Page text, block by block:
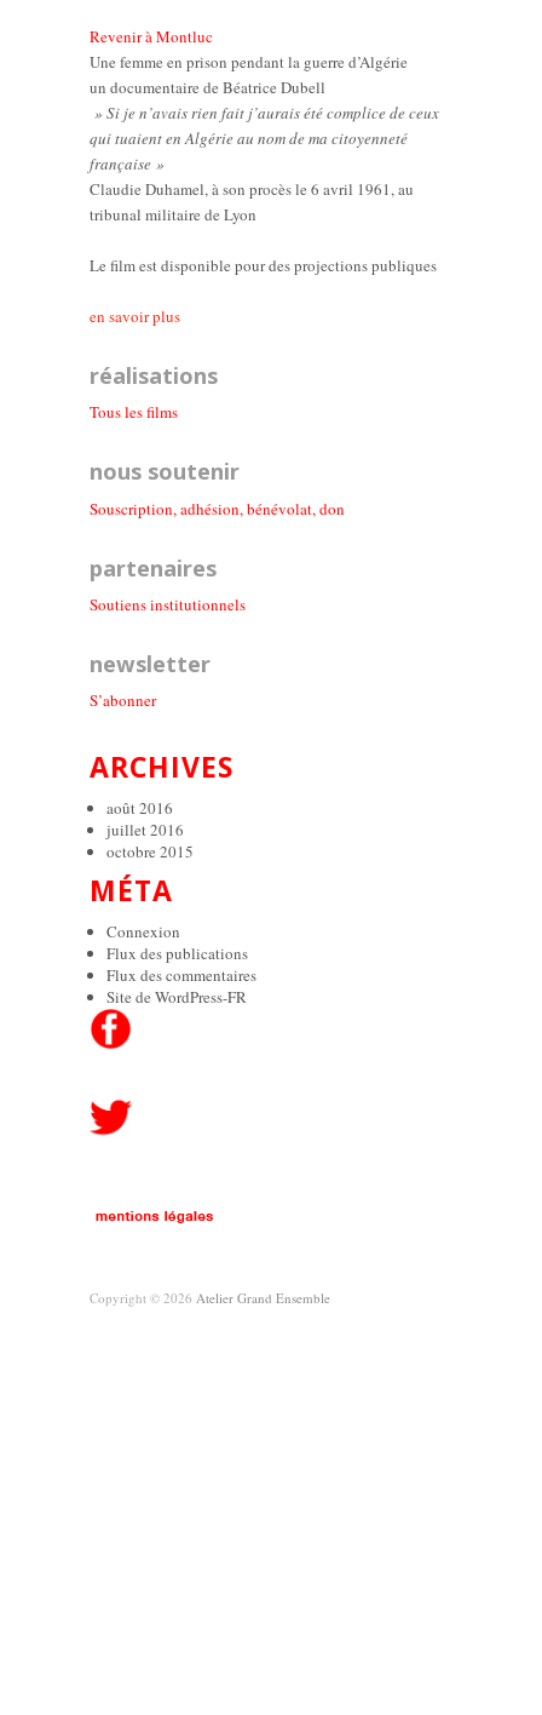
Revenir à Montluc
Une femme en prison pendant la guerre d’Algérie
un documentaire de Béatrice Dubell
» Si je n’avais rien fait j’aurais été complice de ceux
qui tuaient en Algérie au nom de ma citoyenneté
française »
Claudie Duhamel, à son procès le 6 avril 1961, au
tribunal militaire de Lyon
Le film est disponible pour des projections publiques
en savoir plus
réalisations
Tous les films
nous soutenir
Souscription, adhésion, bénévolat, don
partenaires
Soutiens institutionnels
newsletter
S’abonner
ARCHIVES
août 2016
juillet 2016
octobre 2015
MÉTA
Connexion
Flux des publications
Flux des commentaires
Site de WordPress-FR
Copyright © 2026 Atelier Grand Ensemble